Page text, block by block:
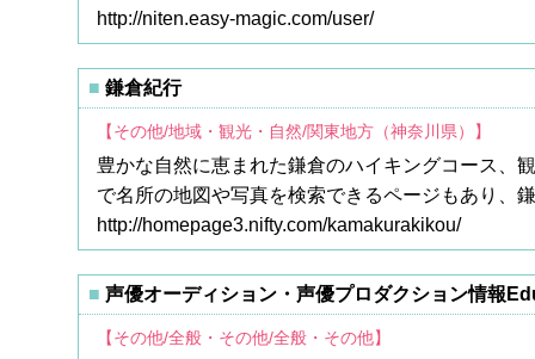
http://niten.easy-magic.com/user/
鎌倉紀行
【その他/地域・観光・自然/関東地方（神奈川県）】
豊かな自然に恵まれた鎌倉のハイキングコース、
で名所の地図や写真を検索できるページもあり、
http://homepage3.nifty.com/kamakurakikou/
声優オーディション・声優プロダクション情報
【その他/全般・その他/全般・その他】